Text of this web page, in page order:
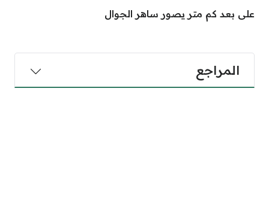
على بعد كم متر يصور ساهر الجوال
المراجع